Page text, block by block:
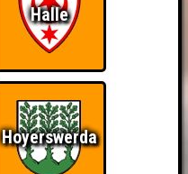
Halle
Hoyerswerda